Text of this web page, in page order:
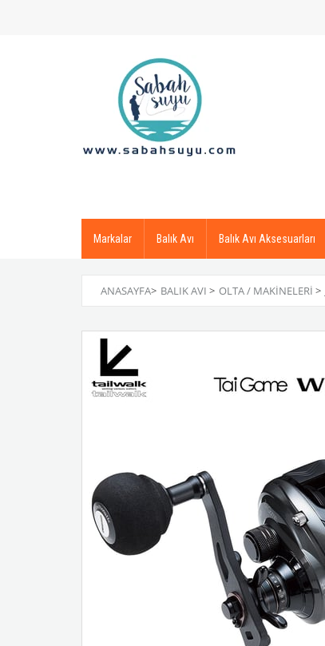
Markalar Balık Avı Balık Avı Aksesuarları
ANASAYFA> BALIK AVI > OLTA / MAKINELERI >